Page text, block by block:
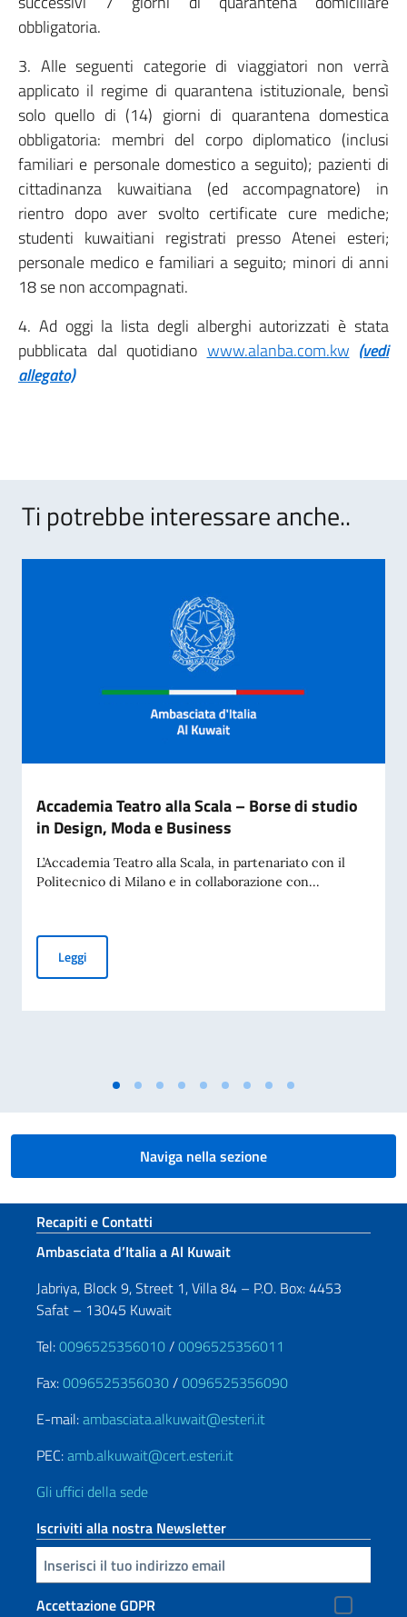
obbligatoria.
3. Alle seguenti categorie di viaggiatori non verrà
applicato il regime di quarantena istituzionale, bensì
solo quello di (14) giorni di quarantena domestica
obbligatoria: membri del corpo diplomatico (inclusi
familiari e personale domestico a seguito); pazienti di
cittadinanza kuwaitiana (ed accompagnatore) in
rientro dopo aver svolto certificate cure mediche;
studenti kuwaitiani registrati presso Atenei esteri;
personale medico e familiari a seguito; minori di anni
18 se non accompagnati.
4. Ad oggi la lista degli alberghi autorizzati è stata
pubblicata dal quotidiano www.alanba.com.kw (vedi
allegato)
Ti potrebbe interessare anche..
Accademia Teatro alla Scala – Borse di studio
in Design, Moda e Business
L’Accademia Teatro alla Scala, in partenariato con il
Politecnico di Milano e in collaborazione con...
LeggiAccademia Teatro alla Scala – Borse di studio in Design,
Naviga nella sezione
Sezione footer
Recapiti e Contatti
Ambasciata d’Italia a Al Kuwait
Jabriya, Block 9, Street 1, Villa 84 – P.O. Box: 4453
Safat – 13045 Kuwait
Tel:0096525356010/0096525356011
Fax:0096525356030/0096525356090
E-mail:ambasciata.alkuwait@esteri.it
PEC:amb.alkuwait@cert.esteri.it
Gli uffici della sede
Iscriviti alla nostra Newsletter
Inserisci la tua email
Accettazione GDPR